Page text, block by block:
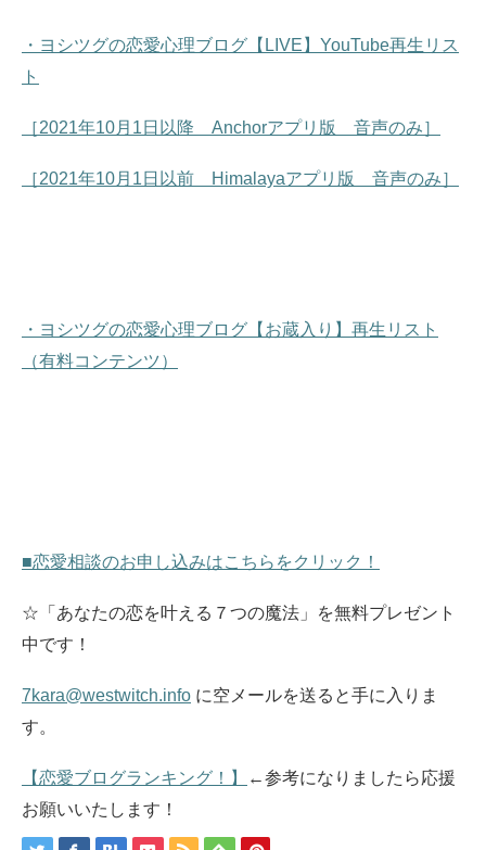
・ヨシツグの恋愛心理ブログ【LIVE】YouTube再生リス
ト
［2021年10月1日以降 Anchorアプリ版 音声のみ］
［2021年10月1日以前 Himalayaアプリ版 音声のみ］
・ヨシツグの恋愛心理ブログ【お蔵入り】再生リスト
（有料コンテンツ）
■恋愛相談のお申し込みはこちらをクリック！
☆「あなたの恋を叶える７つの魔法」を無料プレゼント
中です！
7kara@westwitch.info に空メールを送ると手に入りま
す。
【恋愛ブログランキング！】
←参考になりましたら応援
お願いいたします！